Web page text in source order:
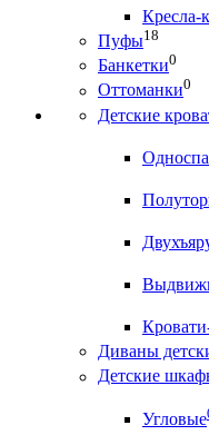
Кресла-
Пуфы18
Банкетки0
Оттоманки0
Детские
Диваны
Детские
Угловые